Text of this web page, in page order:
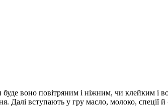
воно повітряним і ніжним, чи клейким і
Далі вступають у гру масло, молоко, спеції й